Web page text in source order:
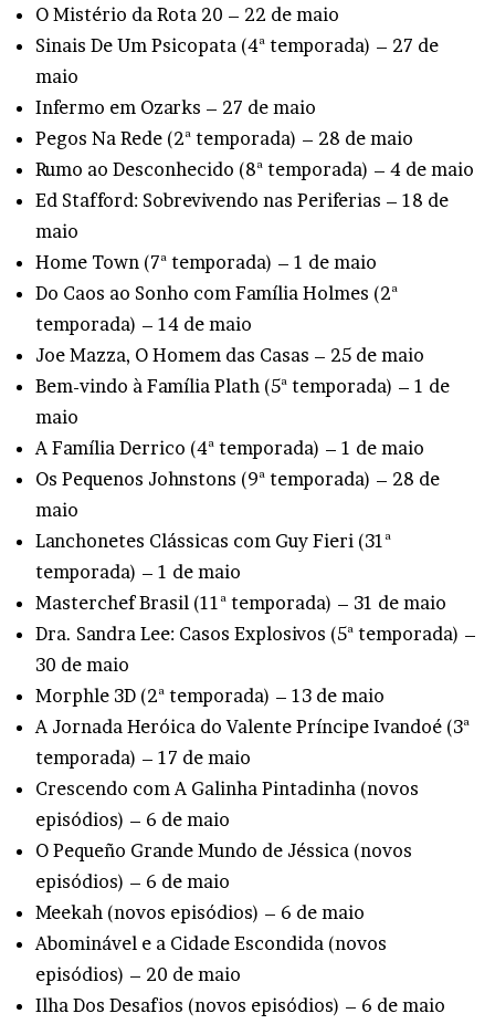
O Mistério da Rota 20 – 22 de maio
Sinais De Um Psicopata (4ª temporada) – 27 de
maio
Infermo em Ozarks – 27 de maio
Pegos Na Rede (2ª temporada) – 28 de maio
Rumo ao Desconhecido (8ª temporada) – 4 de maio
Ed Stafford: Sobrevivendo nas Periferias – 18 de
maio
Home Town (7ª temporada) – 1 de maio
Do Caos ao Sonho com Família Holmes (2ª
temporada) – 14 de maio
Joe Mazza, O Homem das Casas – 25 de maio
Bem-vindo à Família Plath (5ª temporada) – 1 de
maio
A Família Derrico (4ª temporada) – 1 de maio
Os Pequenos Johnstons (9ª temporada) – 28 de
maio
Lanchonetes Clássicas com Guy Fieri (31ª
temporada) – 1 de maio
Masterchef Brasil (11ª temporada) – 31 de maio
Dra. Sandra Lee: Casos Explosivos (5ª temporada) –
30 de maio
Morphle 3D (2ª temporada) – 13 de maio
A Jornada Heróica do Valente Príncipe Ivandoé (3ª
temporada) – 17 de maio
Crescendo com A Galinha Pintadinha (novos
episódios) – 6 de maio
O Pequeño Grande Mundo de Jéssica (novos
episódios) – 6 de maio
Meekah (novos episódios) – 6 de maio
Abominável e a Cidade Escondida (novos
episódios) – 20 de maio
Ilha Dos Desafios (novos episódios) – 6 de maio